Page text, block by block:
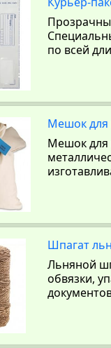
по всей
Мешок для
Мешок для
Шпагат
Льняной
обвязки,